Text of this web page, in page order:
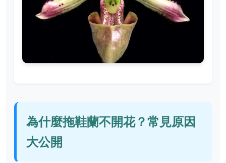
為什麼拖鞋蘭不開花？常見原因
大公開